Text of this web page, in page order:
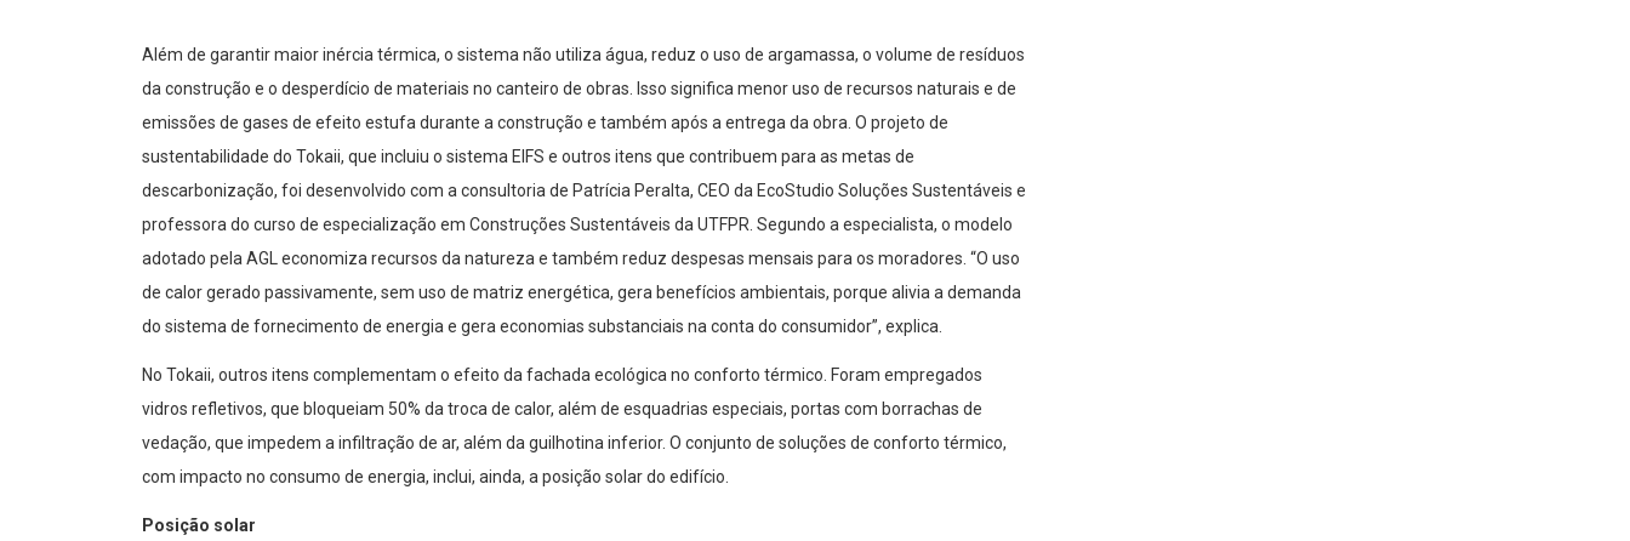
Além de garantir maior inércia térmica, o sistema não utiliza água, reduz o uso de argamassa, o volume de resíduos
da construção e o desperdício de materiais no canteiro de obras. Isso significa menor uso de recursos naturais e de
emissões de gases de efeito estufa durante a construção e também após a entrega da obra. O projeto de
sustentabilidade do Tokaii, que incluiu o sistema EIFS e outros itens que contribuem para as metas de
descarbonização, foi desenvolvido com a consultoria de Patrícia Peralta, CEO da EcoStudio Soluções Sustentáveis e
professora do curso de especialização em Construções Sustentáveis da UTFPR. Segundo a especialista, o modelo
adotado pela AGL economiza recursos da natureza e também reduz despesas mensais para os moradores. “O uso
de calor gerado passivamente, sem uso de matriz energética, gera benefícios ambientais, porque alivia a demanda
do sistema de fornecimento de energia e gera economias substanciais na conta do consumidor”, explica.
No Tokaii, outros itens complementam o efeito da fachada ecológica no conforto térmico. Foram empregados
vidros refletivos, que bloqueiam 50% da troca de calor, além de esquadrias especiais, portas com borrachas de
vedação, que impedem a infiltração de ar, além da guilhotina inferior. O conjunto de soluções de conforto térmico,
com impacto no consumo de energia, inclui, ainda, a posição solar do edifício.
Posição solar